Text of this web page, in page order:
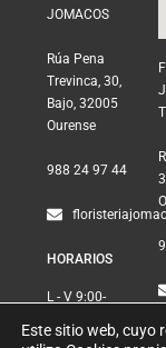
JOMACOS
Rúa Pena
Trevinca, 30,
Bajo, 32005
Ourense
988 24 97 44
HORARIOS
L - V 9:00-
20:00
Este sitio web, cuyo